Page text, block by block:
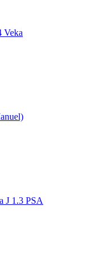
Veka
J 1.3 PSA